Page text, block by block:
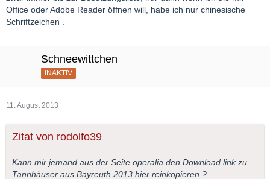
Office oder Adobe Reader öffnen will, habe ich nur chinesische
Schriftzeichen .
Schneewittchen
INAKTIV
11. August 2013
Zitat von rodolfo39
Kann mir jemand aus der Seite operalia den Download link zu
Tannhäuser aus Bayreuth 2013 hier reinkopieren ?